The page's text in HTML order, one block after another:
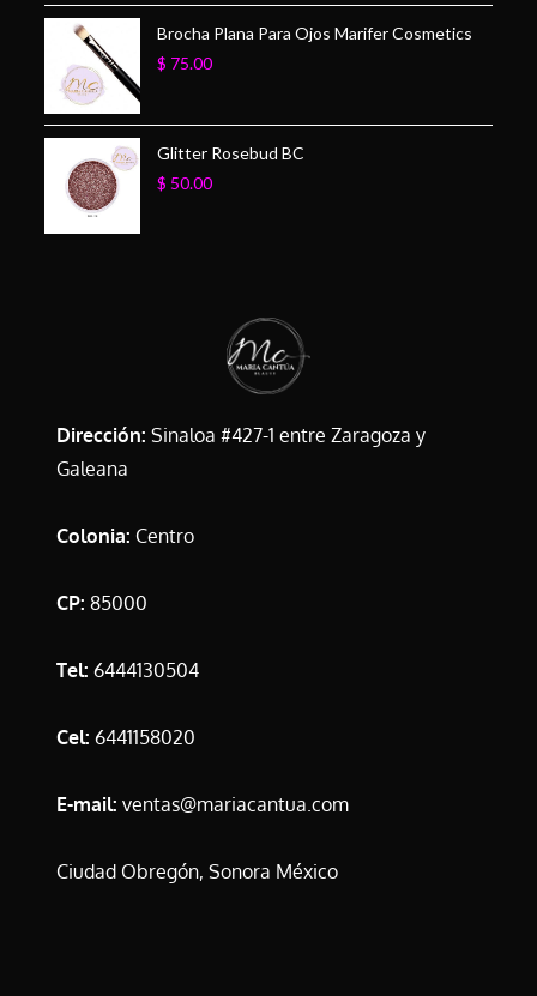
Brocha Plana Para Ojos Marifer Cosmetics
$ 75.00
Glitter Rosebud BC
$ 50.00
Dirección: Sinaloa #427-1 entre Zaragoza y
Galeana
Colonia: Centro
CP: 85000
Tel: 6444130504
Cel: 6441158020
E-mail: ventas@mariacantua.com
Ciudad Obregón, Sonora México